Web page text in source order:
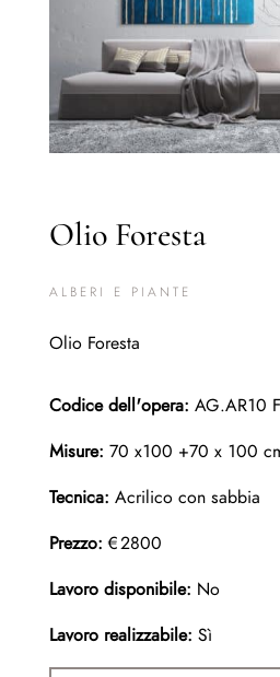
Olio Foresta
ALBERI E PIANTE
Olio Foresta
Codice dell'opera: AG.AR10
Misure: 70 x100 +70 x 100
Tecnica: Acrilico con sabbia
Prezzo:€2800
Lavoro disponibile: No
Lavoro realizzabile: Sì